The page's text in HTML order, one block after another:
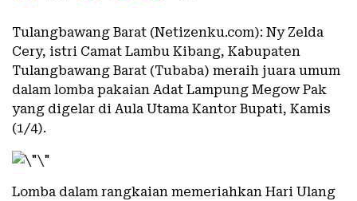
Tulangbawang Barat (Netizenku.com): Ny Zelda
Cery, istri Camat Lambu Kibang, Kabupaten
Tulangbawang Barat (Tubaba) meraih juara umum
dalam lomba pakaian Adat Lampung Megow Pak
yang digelar di Aula Utama Kantor Bupati, Kamis
(1/4).
Lomba dalam rangkaian memeriahkan Hari Ulang